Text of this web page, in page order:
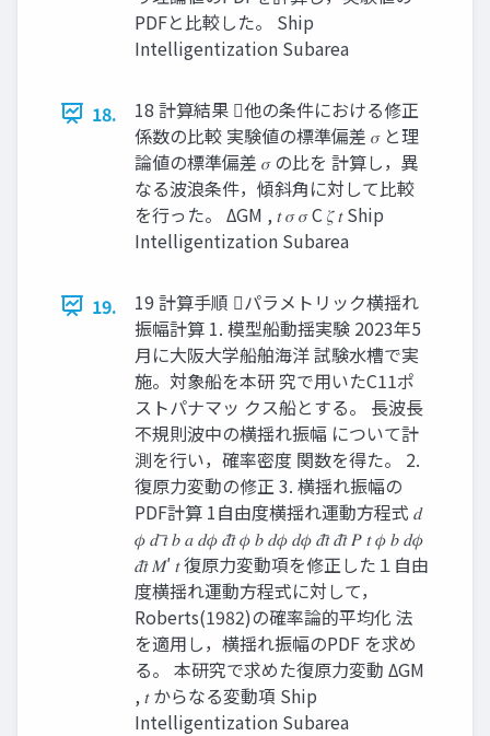
PDFと⽐較した。 Ship
Intelligentization Subarea
18.
18 計算結果 他の条件における修正
係数の⽐較 実験値の標準偏差 𝜎 と理
論値の標準偏差 𝜎 の⽐を 計算し，異
なる波浪条件，傾斜⾓に対して⽐較
を⾏った。 ΔGM , 𝑡 𝜎 𝜎 C 𝜁 𝑡 Ship
Intelligentization Subarea
19.
19 計算⼿順 パラメトリック横揺れ
振幅計算 1. 模型船動揺実験 2023年5
⽉に⼤阪⼤学船舶海洋 試験⽔槽で実
施。対象船を本研 究で⽤いたC11ポ
ストパナマッ クス船とする。 ⻑波⻑
不規則波中の横揺れ振幅 について計
測を⾏い，確率密度 関数を得た。 2.
復原⼒変動の修正 3. 横揺れ振幅の
PDF計算 1⾃由度横揺れ運動⽅程式 𝑑
𝜙 𝑑 𝑡̅ 𝑏 𝑎 𝑑𝜙 𝑑𝑡̅ 𝜙 𝑏 𝑑𝜙 𝑑𝜙 𝑑𝑡̅ 𝑑𝑡̅ 𝑃 𝑡 𝜙 𝑏 𝑑𝜙
𝑑𝑡̅ 𝑀′ 𝑡 復原⼒変動項を修正した１⾃由
度横揺れ運動⽅程式に対して，
Roberts(1982)の確率論的平均化 法
を適⽤し，横揺れ振幅のPDF を求め
る。 本研究で求めた復原⼒変動 ΔGM
, 𝑡 からなる変動項 Ship
Intelligentization Subarea